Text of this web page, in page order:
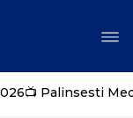
📺 Palinsesti